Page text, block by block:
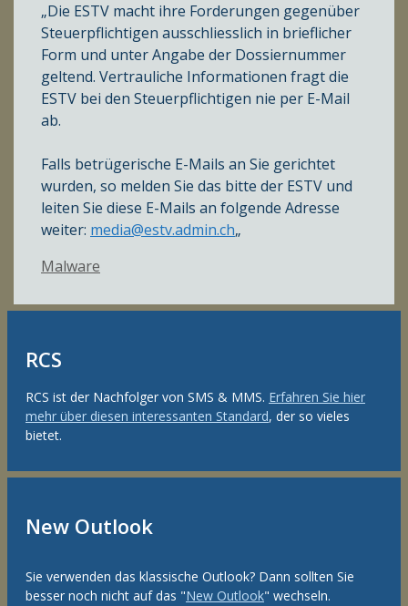
„Die ESTV macht ihre Forderungen gegenüber
Steuerpflichtigen ausschliesslich in brieflicher
Form und unter Angabe der Dossiernummer
geltend. Vertrauliche Informationen fragt die
ESTV bei den Steuerpflichtigen nie per E-Mail
ab.
Falls betrügerische E-Mails an Sie gerichtet
wurden, so melden Sie das bitte der ESTV und
leiten Sie diese E-Mails an folgende Adresse
weiter: media@estv.admin.ch„
Kategorien
Malware
RCS
RCS ist der Nachfolger von SMS & MMS. Erfahren Sie hier
mehr über diesen interessanten Standard, der so vieles
bietet.
New Outlook
Sie verwenden das klassische Outlook? Dann sollten Sie
besser noch nicht auf das "New Outlook" wechseln.